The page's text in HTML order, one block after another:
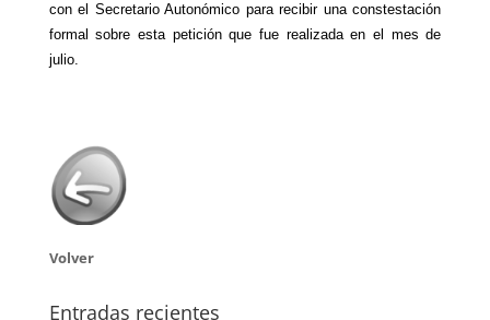
con el Secretario Autonómico para recibir una constestación
formal sobre esta petición que fue realizada en el mes de
julio.
Volver
Entradas recientes